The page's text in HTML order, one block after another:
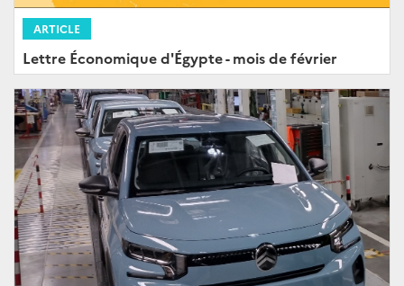
ARTICLE
Lettre Économique d'Égypte - mois de février